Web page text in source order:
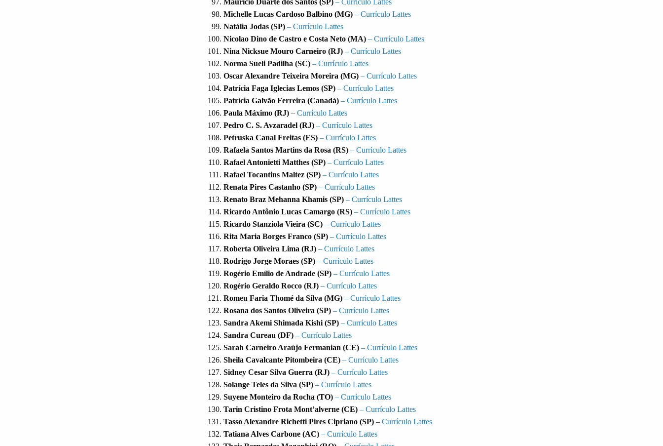
Michelle Lucas Cardoso Balbino (MG) – Currículo Lattes
Natália Jodas (SP) – Currículo Lattes
Nicolao Dino de Castro e Costa Neto (MA) – Currículo Lattes
Nina Nicksue Mouro Carneiro (RJ) – Currículo Lattes
Norma Sueli Padilha (SC) – Currículo Lattes
Oscar Alexandre Teixeira Moreira (MG) – Currículo Lattes
Patrícia Faga Iglecias Lemos (SP) – Currículo Lattes
Patrícia Galvão Ferreira (Canadá) – Currículo Lattes
Paula Máximo (RJ) – Currículo Lattes
Pedro C. S. Avzaradel (RJ) – Currículo Lattes
Petruska Canal Freitas (ES) – Currículo Lattes
Rafaela Santos Martins da Rosa (RS) – Currículo Lattes
Rafael Antonietti Matthes (SP) – Currículo Lattes
Rafael Tocantins Maltez (SP) – Currículo Lattes
Renata Pires Castanho (SP) – Currículo Lattes
Renato Braz Mehanna Khamis (SP) – Currículo Lattes
Ricardo Antônio Lucas Camargo (RS) – Currículo Lattes
Ricardo Stanziola Vieira (SC) – Currículo Lattes
Rita Maria Borges Franco (SP) – Currículo Lattes
Roberta Oliveira Lima (RJ) – Currículo Lattes
Rodrigo Jorge Moraes (SP) – Currículo Lattes
Rogério Emílio de Andrade (SP) – Currículo Lattes
Rogério Geraldo Rocco (RJ) – Currículo Lattes
Romeu Faria Thomé da Silva (MG) – Currículo Lattes
Rosana dos Santos Oliveira (SP) – Currículo Lattes
Sandra Akemi Shimada Kishi (SP) – Currículo Lattes
Sandra Cureau (DF) – Currículo Lattes
Sarah Carneiro Araújo Fermanian (CE) – Currículo Lattes
Sheila Cavalcante Pitombeira (CE) – Currículo Lattes
Sidney Cesar Silva Guerra (RJ) – Currículo Lattes
Solange Teles da Silva (SP) – Currículo Lattes
Suyene Monteiro da Rocha (TO) – Currículo Lattes
Tarin Cristino Frota Mont’alverne (CE) – Currículo Lattes
Tasso Alexandre Richetti Pires Cipriano (SP) – Currículo Lattes
Tatiana Alves Carbone (AC) – Currículo Lattes